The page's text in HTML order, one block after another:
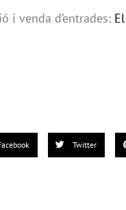
i venda d’entrades:
Twitter